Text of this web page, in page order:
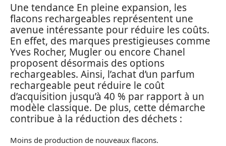
Une tendance En pleine expansion, les
flacons rechargeables représentent une
avenue intéressante pour réduire les coûts.
En effet, des marques prestigieuses comme
Yves Rocher, Mugler ou encore Chanel
proposent désormais des options
rechargeables. Ainsi, l’achat d’un parfum
rechargeable peut réduire le coût
d’acquisition jusqu’à 40 % par rapport à un
modèle classique. De plus, cette démarche
contribue à la réduction des déchets :
Moins de production de nouveaux flacons.